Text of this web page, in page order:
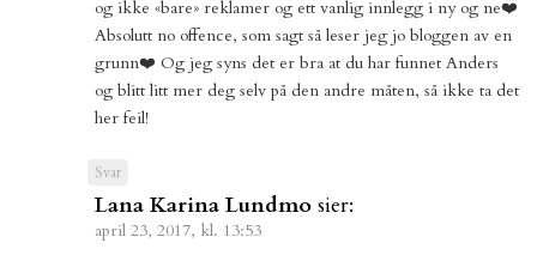
og ikke «bare» reklamer og ett vanlig innlegg i ny og ne❤️
Absolutt no offence, som sagt så leser jeg jo bloggen av en
grunn❤️ Og jeg syns det er bra at du har funnet Anders
og blitt litt mer deg selv på den andre måten, så ikke ta det
her feil!
Svar
Lana Karina Lundmo sier:
april 23, 2017, kl. 13:53